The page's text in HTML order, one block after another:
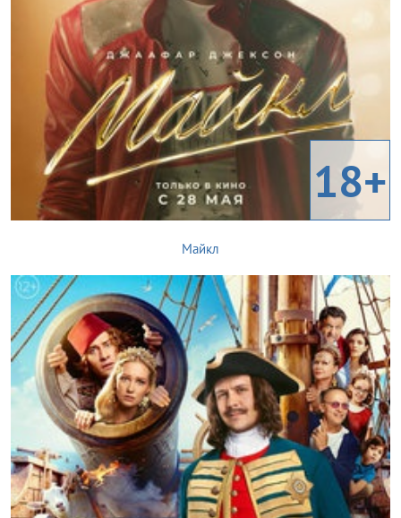
18+
Майкл